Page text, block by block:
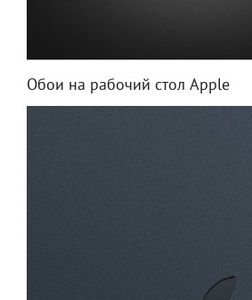
Обои на рабочий стол Apple